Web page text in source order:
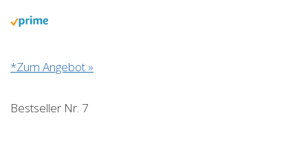
*Zum Angebot »
Bestseller Nr. 7